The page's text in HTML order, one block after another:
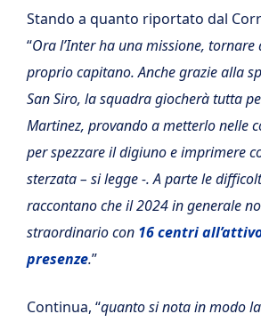
Stando a quanto riportato dal
“Ora l’Inter ha una missione,
proprio capitano. Anche grazie alla
San Siro, la squadra giocherà tutta
Martinez, provando a metterlo nelle
per spezzare il digiuno e imprimere
sterzata – si legge -. A parte le
raccontano che il 2024 in generale
straordinario con 16 centri
presenze.”
Continua, “quanto si nota in modo